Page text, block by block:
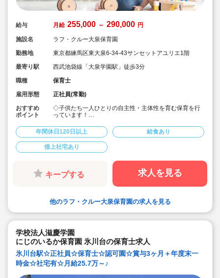
給与 月給 255,000 ～ 290,000 円
施設名
ラフ・クルー大泉保育園
勤務地
東京都練馬区東大泉6-34-43サンセットアユリエ1階
最寄り駅
西武池袋線「大泉学園駅」徒歩3分
職種
保育士
雇用形態
正社員(常勤)
おすすめ
ポイント
◇子供たち一人ひとりの自主性・主体性を育む保育を行
っています！
◇完全週休2日制でプライベートも充実♪
◇借り上げ社宅制度あり！
年間休日120日以上 給食あり
借上社宅あり
キープする 求人を見る
他のラフ・クルー大泉保育園の求人を見る
学校法人滋慶学園
にじのいるか保育園 氷川台の保育士求人
氷川台駅☆正社員☆保育士☆認可園☆賞与3ヶ月＋年度末一
時金☆社宅有☆月給25.7万～♪